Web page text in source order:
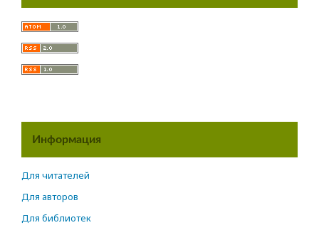
Информация
Для читателей
Для авторов
Для библиотек